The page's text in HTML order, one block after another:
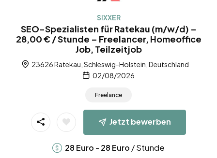
SIXXER
SEO-Spezialisten für Ratekau (m/w/d) –
28,00 € / Stunde – Freelancer, Homeoffice
Job, Teilzeitjob
23626 Ratekau, Schleswig-Holstein, Deutschland
02/08/2026
Freelance
Jetzt bewerben
28 Euro - 28 Euro / Stunde